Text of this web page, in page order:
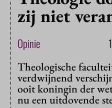
zij niet
Opinie
Theologische
verdwijnend
ooit koningin der
nu een uitdovende